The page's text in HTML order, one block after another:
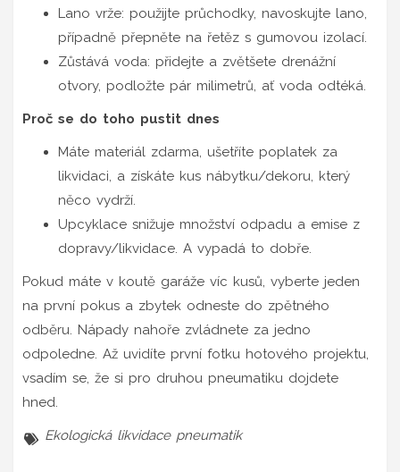
Lano vrže: použijte průchodky, navoskujte lano,
případně přepněte na řetěz s gumovou izolací.
Zůstává voda: přidejte a zvětšete drenážní
otvory, podložte pár milimetrů, ať voda odtéká.
Proč se do toho pustit dnes
Máte materiál zdarma, ušetříte poplatek za
likvidaci, a získáte kus nábytku/dekoru, který
něco vydrží.
Upcyklace snižuje množství odpadu a emise z
dopravy/likvidace. A vypadá to dobře.
Pokud máte v koutě garáže víc kusů, vyberte jeden
na první pokus a zbytek odneste do zpětného
odběru. Nápady nahoře zvládnete za jedno
odpoledne. Až uvidíte první fotku hotového projektu,
vsadím se, že si pro druhou pneumatiku dojdete
hned.
Ekologická likvidace pneumatik